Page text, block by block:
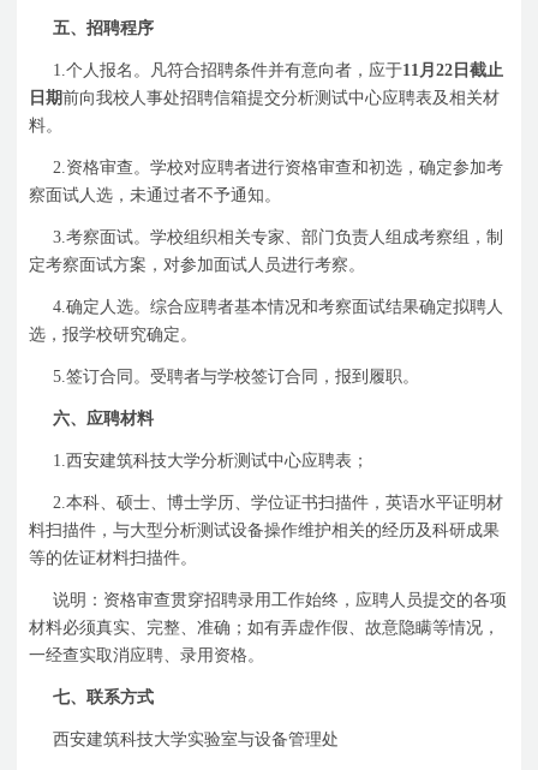
五、招聘程序
1.个人报名。凡符合招聘条件并有意向者，应于11 月22 日截止
日期前向我校人事处招聘信箱提交分析测试中心应聘表及相关材
料。
2. 资格审查。学校对应聘者进行资格审查和初选，确定参加考
察面试人选，未通过者不予通知。
3.考察面试。学校组织相关专家、部门负责人组成考察组，制
定考察面试方案，对参加面试人员进行考察。
4.确定人选。综合应聘者基本情况和考察面试结果确定拟聘人
选，报学校研究确定。
5.签订合同。受聘者与学校签订合同，报到履职。
六、应聘材料
1.西安建筑科技大学分析测试中心应聘表；
2.本科、硕士、博士学历、学位证书扫描件，英语水平证明材
料扫描件，与大型分析测试设备操作维护相关的经历及科研成果
等的佐证材料扫描件。
说明：资格审查贯穿招聘录用工作始终，应聘人员提交的各项
材料必须真实、完整、准确；如有弄虚作假、故意隐瞒等情况，
一经查实取消应聘、录用资格。
七、联系方式
西安建筑科技大学实验室与设备管理处